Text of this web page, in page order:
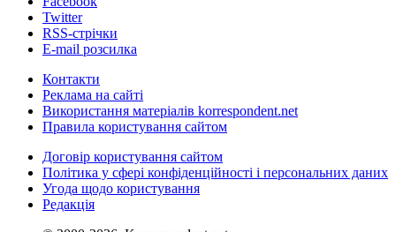
Twitter
RSS-стрічки
E-mail розсилка
Контакти
Реклама на сайті
Використання матеріалів korrespondent.net
Правила користування сайтом
Договір користування сайтом
Політика у сфері конфіденційності і персональних даних
Угода щодо користування
Редакція